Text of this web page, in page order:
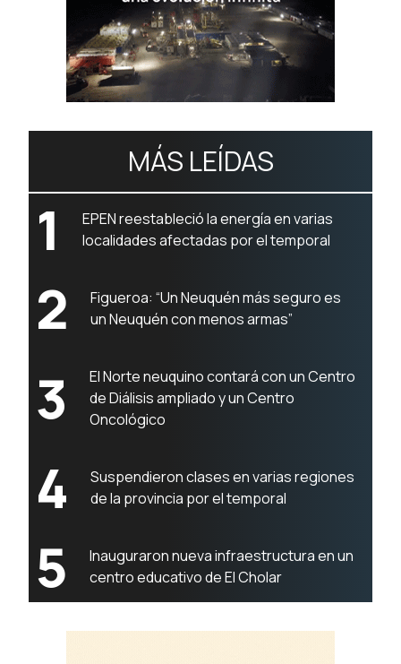
MÁS LEÍDAS
1
EPEN reestableció la energía en varias
localidades afectadas por el temporal
2
Figueroa: “Un Neuquén más seguro es
un Neuquén con menos armas”
3
El Norte neuquino contará con un Centro
de Diálisis ampliado y un Centro
Oncológico
4
Suspendieron clases en varias regiones
de la provincia por el temporal
5
Inauguraron nueva infraestructura en un
centro educativo de El Cholar